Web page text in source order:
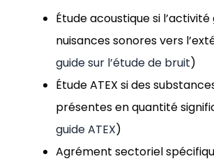
Étude acoustique si
nuisances sonores vers
guide sur l’étude de bruit)
Étude ATEX si des
présentes en quantité
guide ATEX)
Agrément sectoriel